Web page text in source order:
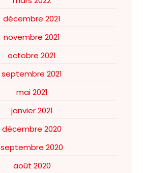
décembre 2021
novembre 2021
octobre 2021
septembre 2021
mai 2021
janvier 2021
décembre 2020
septembre 2020
août 2020